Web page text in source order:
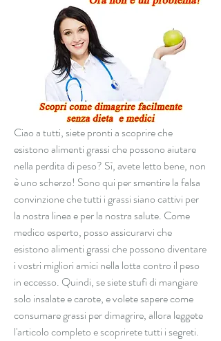
Ciao a tutti, siete pronti a scoprire che
esistono alimenti grassi che possono aiutare
nella perdita di peso? Sì, avete letto bene, non
è uno scherzo! Sono qui per smentire la falsa
convinzione che tutti i grassi siano cattivi per
la nostra linea e per la nostra salute. Come
medico esperto, posso assicurarvi che
esistono alimenti grassi che possono diventare
i vostri migliori amici nella lotta contro il peso
in eccesso. Quindi, se siete stufi di mangiare
solo insalate e carote, e volete sapere come
consumare grassi per dimagrire, allora leggete
l'articolo completo e scoprirete tutti i segreti.